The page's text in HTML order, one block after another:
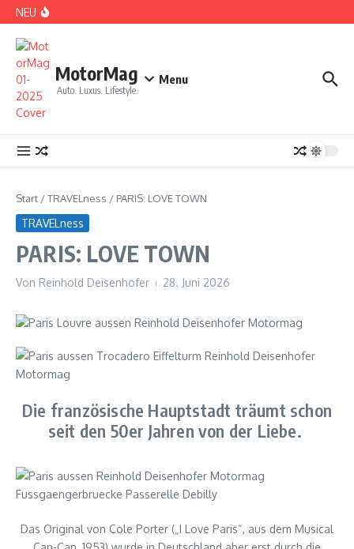
Zum Inhalt springen
NEU
MotorMag
Auto. Luxus. Lifestyle.
Menu
Start /TRAVELness / PARIS: LOVE TOWN
TRAVELness
PARIS: LOVE TOWN
Von Reinhold Deisenhofer 28. Juni 2026
Die französische Hauptstadt träumt schon
seit den 50er Jahren von der Liebe.
Das Original von Cole Porter („I Love Paris“, aus dem Musical